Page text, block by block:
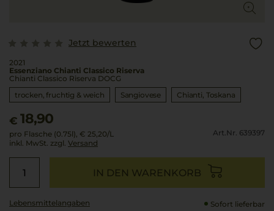
Jetzt bewerten
2021
Essenziano Chianti Classico Riserva
Chianti Classico Riserva DOCG
trocken, fruchtig & weich
Sangiovese Chianti Toskana
€ 18,90
pro Flasche (0.75l), € 25,20/L
inkl. MwSt. zzgl. Versand
Art.Nr. 639397
IN DEN WARENKORB
Lebensmittel­angaben Sofort lieferbar